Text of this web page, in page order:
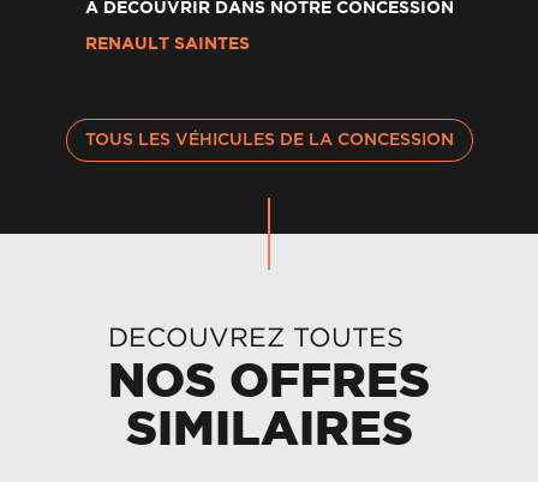
A DECOUVRIR DANS NOTRE CONCESSION
RENAULT SAINTES
TOUS LES VÉHICULES DE LA CONCESSION
DECOUVREZ TOUTES
NOS OFFRES
SIMILAIRES